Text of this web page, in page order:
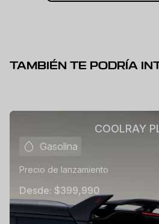
TAMBIÉN TE PODRÍA
COOLRAY
Gasolina
Precio de lanzamiento
Desde: $399,990